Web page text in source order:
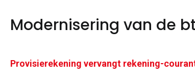
Modernisering van de
Provisierekening vervangt rekening-